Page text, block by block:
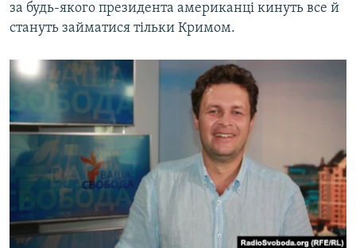
за будь-якого президента американці кинуть все й
стануть займатися тільки Кримом.